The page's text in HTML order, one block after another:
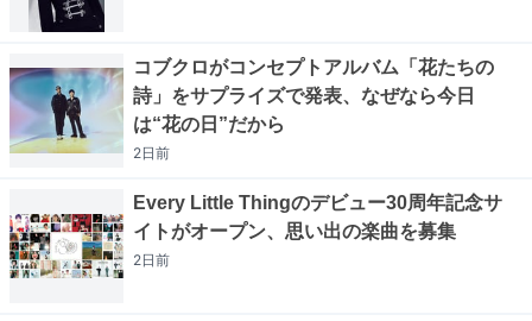
コブクロがコンセプトアルバム「花たちの
詩」をサプライズで発表、なぜなら今日
は“花の日”だから
2日前
Every Little Thingのデビュー30周年記念サ
イトがオープン、思い出の楽曲を募集
2日前